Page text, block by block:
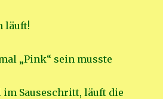
läuft!
„Pink“ sein musste
im Sauseschritt, läuft die